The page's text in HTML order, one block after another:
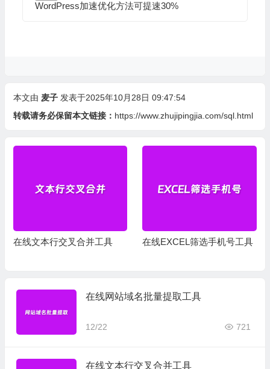
WordPress加速优化方法可提速30%
本文由 麦子 发表于2025年10月28日 09:47:54
转载请务必保留本文链接： https://www.zhujipingjia.com/sql.html
在线文本行交叉合并工具 在线EXCEL筛选手机号工具
在线网站域名批量提取工具
12/22 721
在线文本行交叉合并工具